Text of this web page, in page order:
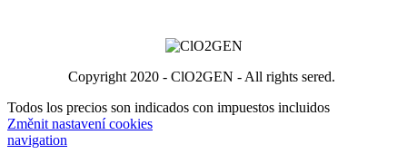
Copyright 2020 - ClO2GEN - All rights sered.
Todos los precios son indicados con impuestos incluidos
Změnit nastavení cookies
navigation